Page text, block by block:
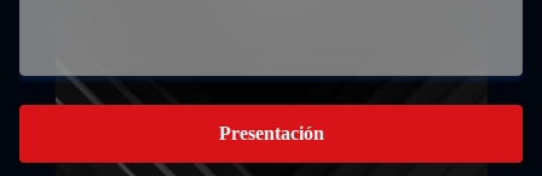
Presentación